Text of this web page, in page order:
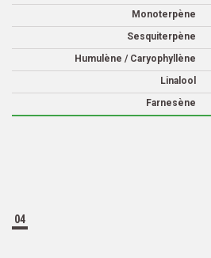
Monoterpène
Sesquiterpène
Humulène / Caryophyllène
Linalool
Farnesène
04